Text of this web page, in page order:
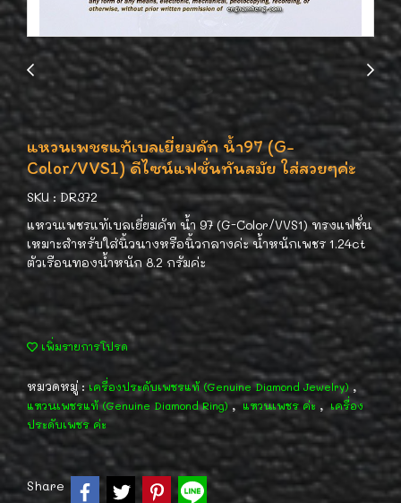
แหวนเพชรแท้เบลเยี่ยมคัท น้ำ97 (G-
Color/VVS1) ดีไซน์แฟชั่นทันสมัย ใส่สวยๆค่ะ
SKU : DR372
แหวนเพชรแท้เบลเยี่ยมคัท น้ำ 97 (G-Color/VVS1) ทรงแฟชั่น
เหมาะสำหรับใส่นิ้วนางหรือนิ้วกลางค่ะ น้ำหนักเพชร 1.24ct
ตัวเรือนทองน้ำหนัก 8.2 กรัมค่ะ
เพิ่มรายการโปรด
หมวดหมู่ : เครื่องประดับเพชรแท้ (Genuine Diamond Jewelry) ,
แหวนเพชรแท้ (Genuine Diamond Ring), แหวนเพชร ค่ะ , เครื่อง
ประดับเพชร ค่ะ
Share